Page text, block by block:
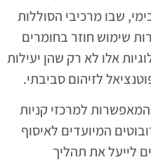
שבו מרכיבי הסוללות
שימוש חוזר בחומרים
אלו לא רק שהן יעילות
לזיהום סביבתי.
המאפשרות למרכזי קניות
המיועדים לאיסוף
לייעל את תהליך